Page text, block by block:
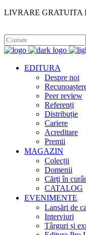
LIVRARE GRATUITA
EDITURA
Despre noi
Peer review
Referenți
Distribuție
Cariere
Acreditare
Premii
MAGAZIN
Colecții
Domenii
Cărţi în
CATALOG
EVENIMENTE
Lansări de
Interviuri
Târguri și